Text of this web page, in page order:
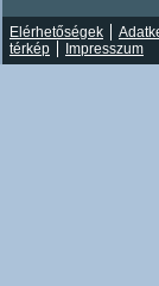
Elérhetőségek
térkép
Impresszum